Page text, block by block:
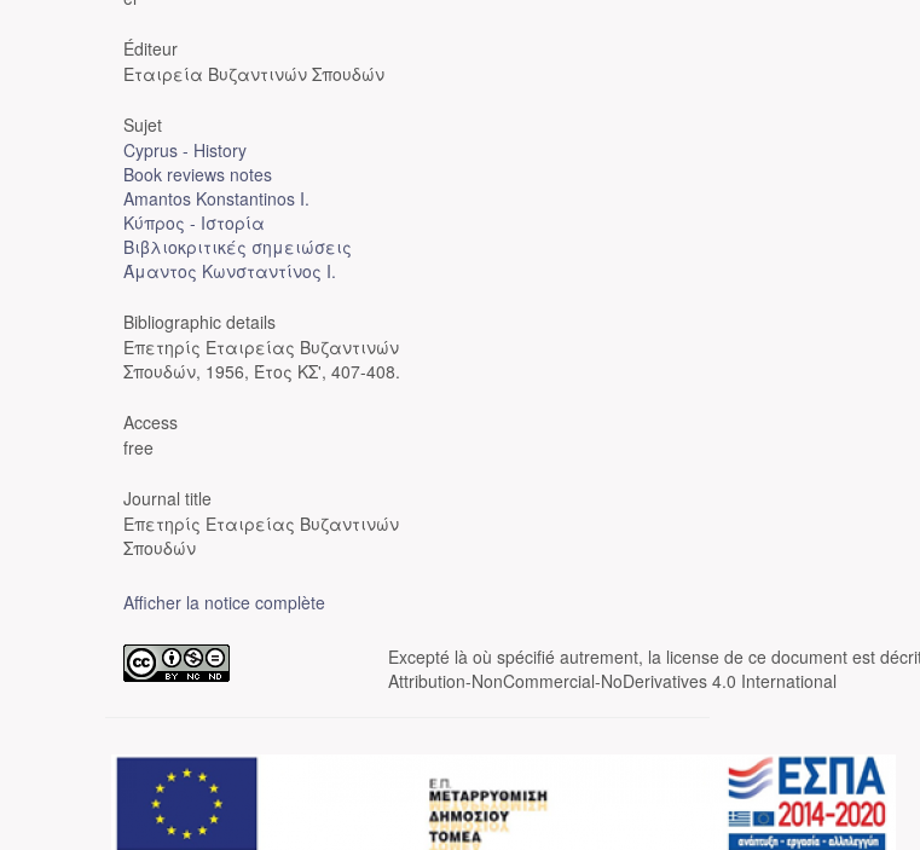
Éditeur
Εταιρεία Βυζαντινών Σπουδών
Sujet
Cyprus - History
Book reviews notes
Amantos Konstantinos I.
Κύπρος - Ιστορία
Βιβλιοκριτικές σημειώσεις
Άμαντος Κωνσταντίνος Ι.
Bibliographic details
Επετηρίς Εταιρείας Βυζαντινών
Σπουδών, 1956, Έτος ΚΣ', 407-408.
Access
free
Journal title
Επετηρίς Εταιρείας Βυζαντινών
Σπουδών
Afficher la notice complète
Excepté là où spécifié autrement, la license de ce document est
Attribution-NonCommercial-NoDerivatives 4.0 International